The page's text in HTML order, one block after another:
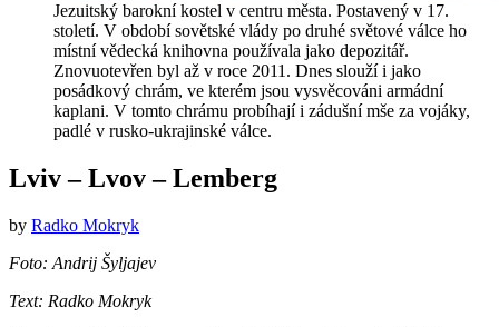
Jezuitský barokní kostel v centru města. Postavený v 17.
století. V období sovětské vlády po druhé světové válce ho
místní vědecká knihovna používala jako depozitář.
Znovuotevřen byl až v roce 2011. Dnes slouží i jako
posádkový chrám, ve kterém jsou vysvěcováni armádní
kaplani. V tomto chrámu probíhají i zádušní mše za vojáky,
padlé v rusko-ukrajinské válce.
Lviv – Lvov – Lemberg
by Radko Mokryk
Foto: Andrij Šyljajev
Text: Radko Mokryk